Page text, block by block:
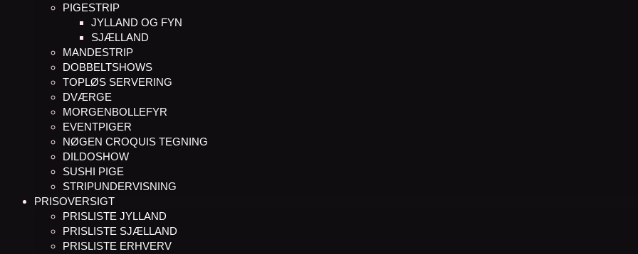
PIGESTRIP
JYLLAND OG FYN
SJÆLLAND
MANDESTRIP
DOBBELTSHOWS
TOPLØS SERVERING
DVÆRGE
MORGENBOLLEFYR
EVENTPIGER
NØGEN CROQUIS TEGNING
DILDOSHOW
SUSHI PIGE
STRIPUNDERVISNING
PRISOVERSIGT
PRISLISTE JYLLAND
PRISLISTE SJÆLLAND
PRISLISTE ERHVERV